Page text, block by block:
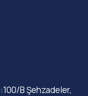
B Şehzadeler,